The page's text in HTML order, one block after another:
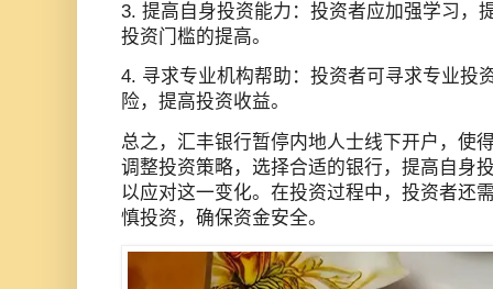
3. 提高自身投资能力：投资者应加强学习，
投资门槛的提高。
4. 寻求专业机构帮助：投资者可寻求专业投
险，提高投资收益。
总之，汇丰银行暂停内地人士线下开户，使
调整投资策略，选择合适的银行，提高自身
以应对这一变化。在投资过程中，投资者还
慎投资，确保资金安全。